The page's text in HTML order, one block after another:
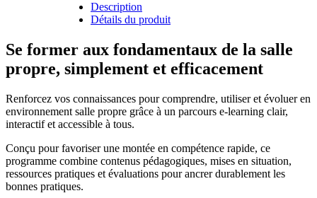
Description
Détails du produit
Se former aux fondamentaux de la salle
propre, simplement et efficacement
Renforcez vos connaissances pour comprendre, utiliser et évoluer en
environnement salle propre grâce à un parcours e-learning clair,
interactif et accessible à tous.
Conçu pour favoriser une montée en compétence rapide, ce
programme combine contenus pédagogiques, mises en situation,
ressources pratiques et évaluations pour ancrer durablement les
bonnes pratiques.